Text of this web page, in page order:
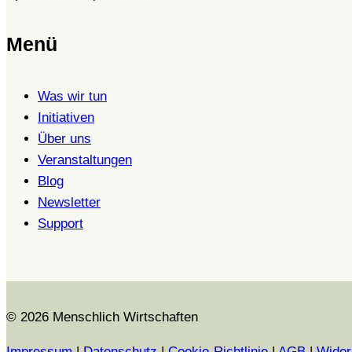
Menü
Was wir tun
Initiativen
Über uns
Veranstaltungen
Blog
Newsletter
Support
© 2026 Menschlich Wirtschaften